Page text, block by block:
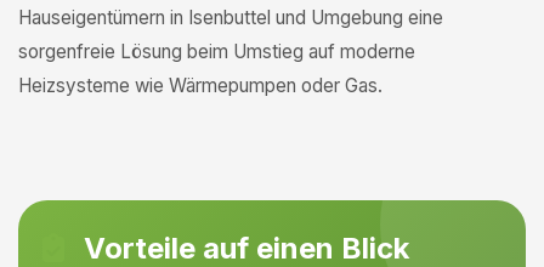
Hauseigentümern in Isenbuttel und Umgebung eine
sorgenfreie Lösung beim Umstieg auf moderne
Heizsysteme wie Wärmepumpen oder Gas.
Vorteile auf einen Blick